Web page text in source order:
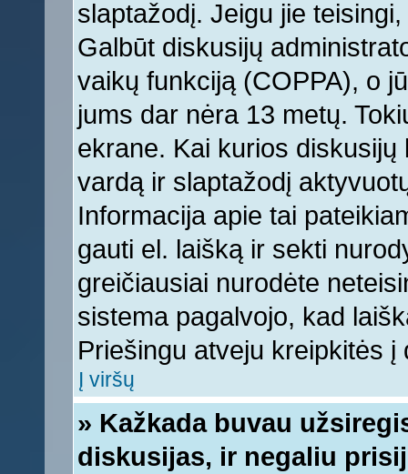
slaptažodį. Jeigu jie
Galbūt diskusijų
vaikų funkciją (COPPA), o
jums dar nėra 13 metų.
ekrane. Kai kurios
vardą ir slaptažodį
Informacija apie tai
gauti el. laišką ir sekti
greičiausiai nurodėte
sistema pagalvojo, kad
Priešingu atveju kreipkitės
Į viršų
» Kažkada buvau
diskusijas, ir negaliu